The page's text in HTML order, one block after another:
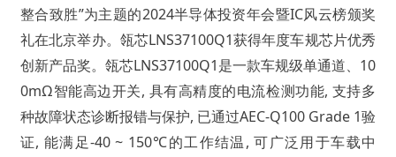
整合致胜”为主题的2024半导体投资年会暨IC风云榜颁奖
礼在北京举办。瓴芯LNS37100Q1获得年度车规芯片优秀
创新产品奖。瓴芯LNS37100Q1是一款车规级单通道、10
0mΩ智能高边开关, 具有高精度的电流检测功能, 支持多
种故障状态诊断报错与保护, 已通过AEC-Q100 Grade 1验
证, 能满足-40 ~ 150℃的工作结温, 可广泛用于车载中